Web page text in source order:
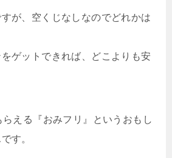
が、空くじなしなのでどれかは
ゲットできれば、どこよりも安
える『おみフリ』というおもし
す。